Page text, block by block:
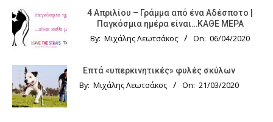
4 Απριλίου – Γράμμα από ένα Αδέσποτο |
Παγκόσμια ημέρα είναι…ΚΑΘΕ ΜΕΡΑ
By: Μιχάλης Λεωτσάκος On: 06/04/2020
Επτά «υπερκινητικές» φυλές σκύλων
By: Μιχάλης Λεωτσάκος On: 21/03/2020